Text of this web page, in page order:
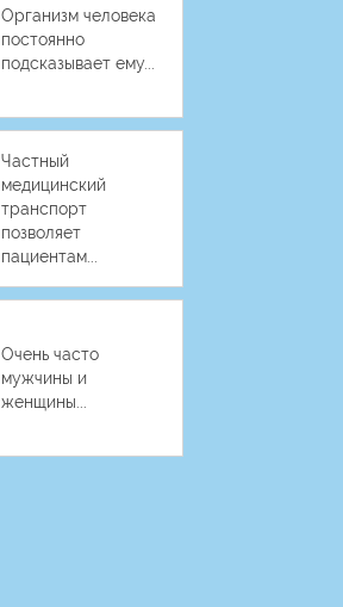
Организм человека
постоянно
подсказывает ему...
Частный
медицинский
транспорт
позволяет
пациентам...
Очень часто
мужчины и
женщины...